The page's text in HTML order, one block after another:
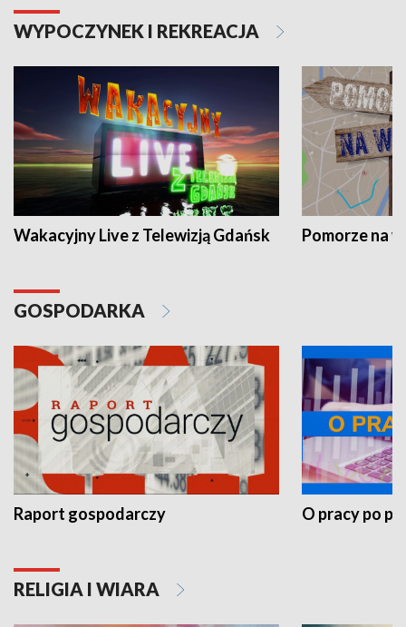
WYPOCZYNEK I REKREACJA
Wakacyjny Live z Telewizją Gdańsk Pomorze na
GOSPODARKA
Raport gospodarczy O pracy po
RELIGIA I WIARA